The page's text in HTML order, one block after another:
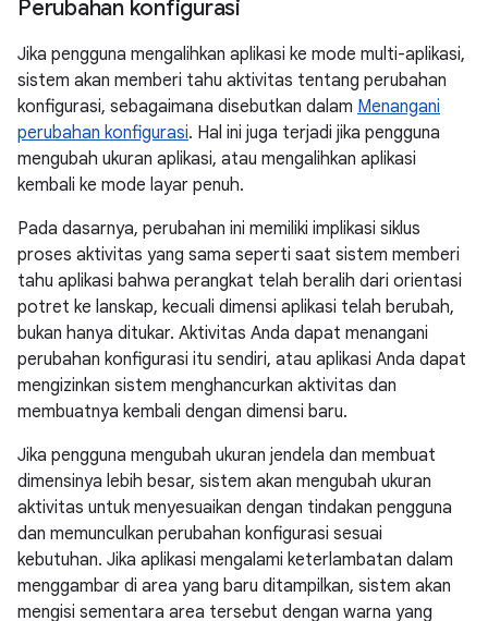
Perubahan konfigurasi
Jika pengguna mengalihkan aplikasi ke mode multi-aplikasi,
sistem akan memberi tahu aktivitas tentang perubahan
konfigurasi, sebagaimana disebutkan dalam Menangani
perubahan konfigurasi. Hal ini juga terjadi jika pengguna
mengubah ukuran aplikasi, atau mengalihkan aplikasi
kembali ke mode layar penuh.
Pada dasarnya, perubahan ini memiliki implikasi siklus
proses aktivitas yang sama seperti saat sistem memberi
tahu aplikasi bahwa perangkat telah beralih dari orientasi
potret ke lanskap, kecuali dimensi aplikasi telah berubah,
bukan hanya ditukar. Aktivitas Anda dapat menangani
perubahan konfigurasi itu sendiri, atau aplikasi Anda dapat
mengizinkan sistem menghancurkan aktivitas dan
membuatnya kembali dengan dimensi baru.
Jika pengguna mengubah ukuran jendela dan membuat
dimensinya lebih besar, sistem akan mengubah ukuran
aktivitas untuk menyesuaikan dengan tindakan pengguna
dan memunculkan perubahan konfigurasi sesuai
kebutuhan. Jika aplikasi mengalami keterlambatan dalam
menggambar di area yang baru ditampilkan, sistem akan
mengisi sementara area tersebut dengan warna yang